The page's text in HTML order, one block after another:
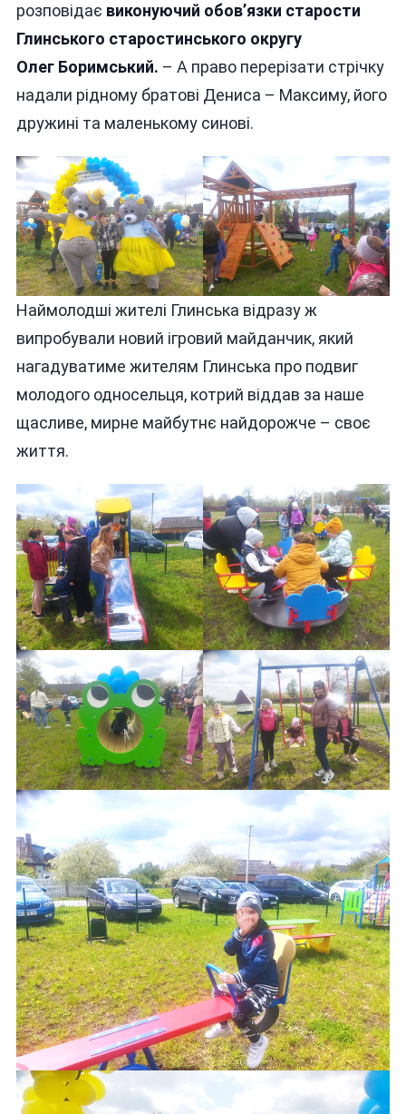
розповідає виконуючий обов’язки старости
Глинського старостинського округу
Олег Боримський. – А право перерізати стрічку
надали рідному братові Дениса – Максиму, його
дружині та маленькому синові.
Наймолодші жителі Глинська відразу ж
випробували новий ігровий майданчик, який
нагадуватиме жителям Глинська про подвиг
молодого односельця, котрий віддав за наше
щасливе, мирне майбутнє найдорожче – своє
життя.